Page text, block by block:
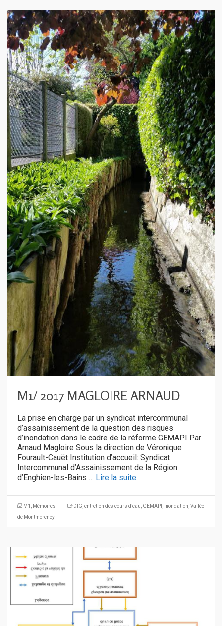
M1/ 2017 MAGLOIRE ARNAUD
La prise en charge par un syndicat intercommunal
d’assainissement de la question des risques
d’inondation dans le cadre de la réforme GEMAPI Par
Arnaud Magloire Sous la direction de Véronique
Fourault-Cauët Institution d’accueil: Syndicat
Intercommunal d’Assainissement de la Région
d’Enghien-les-Bains … Lire la suite
M1 , Mémoires DIG,entretien des cours d’eau, GEMAPI , inondation,Vallée
de Montmorency